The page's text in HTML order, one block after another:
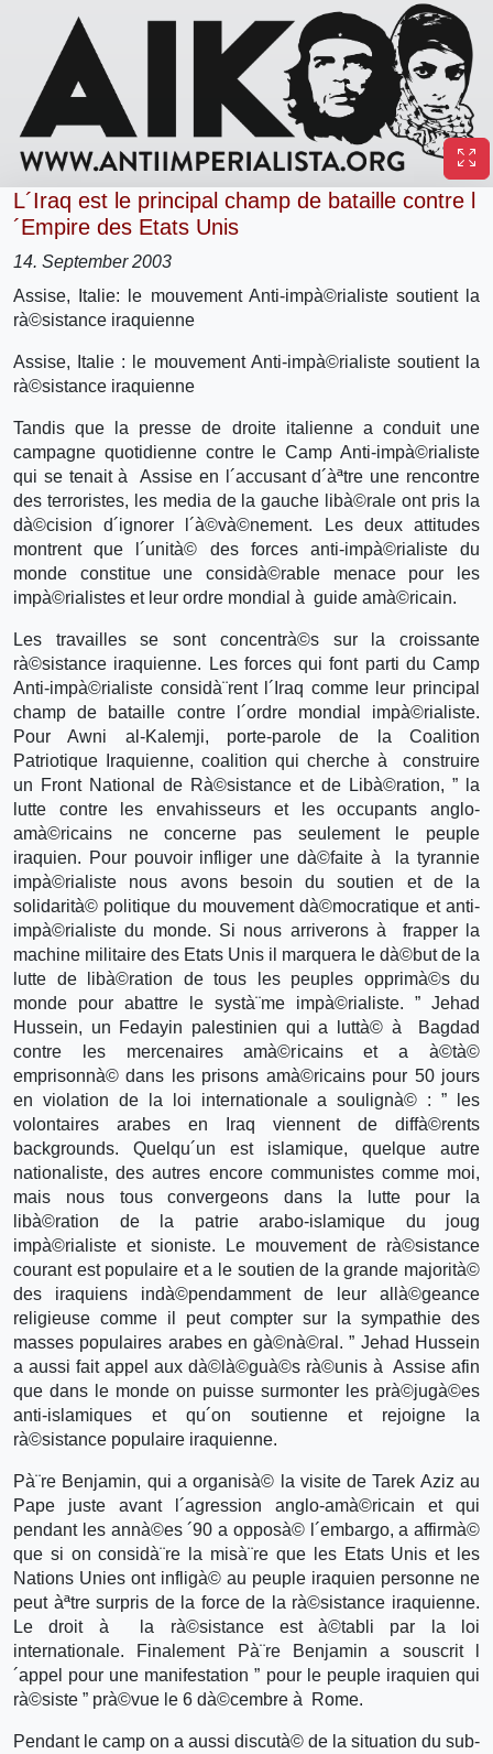
L´Iraq est le principal champ de bataille contre l
´Empire des Etats Unis
14. September 2003
Assise, Italie: le mouvement Anti-impà©rialiste soutient la
rà©sistance iraquienne
Assise, Italie : le mouvement Anti-impà©rialiste soutient la
rà©sistance iraquienne
Tandis que la presse de droite italienne a conduit une
campagne quotidienne contre le Camp Anti-impà©rialiste
qui se tenait à Assise en l´accusant d´àªtre une rencontre
des terroristes, les media de la gauche libà©rale ont pris la
dà©cision d´ignorer l´à©và©nement. Les deux attitudes
montrent que l´unità© des forces anti-impà©rialiste du
monde constitue une considà©rable menace pour les
impà©rialistes et leur ordre mondial à guide amà©ricain.
Les travailles se sont concentrà©s sur la croissante
rà©sistance iraquienne. Les forces qui font parti du Camp
Anti-impà©rialiste considà¨rent l´Iraq comme leur principal
champ de bataille contre l´ordre mondial impà©rialiste.
Pour Awni al-Kalemji, porte-parole de la Coalition
Patriotique Iraquienne, coalition qui cherche à construire
un Front National de Rà©sistance et de Libà©ration, ” la
lutte contre les envahisseurs et les occupants anglo-
amà©ricains ne concerne pas seulement le peuple
iraquien. Pour pouvoir infliger une dà©faite à la tyrannie
impà©rialiste nous avons besoin du soutien et de la
solidarità© politique du mouvement dà©mocratique et anti-
impà©rialiste du monde. Si nous arriverons à frapper la
machine militaire des Etats Unis il marquera le dà©but de la
lutte de libà©ration de tous les peuples opprimà©s du
monde pour abattre le systà¨me impà©rialiste. ” Jehad
Hussein, un Fedayin palestinien qui a luttà© à Bagdad
contre les mercenaires amà©ricains et a à©tà©
emprisonnà© dans les prisons amà©ricains pour 50 jours
en violation de la loi internationale a soulignà© : ” les
volontaires arabes en Iraq viennent de diffà©rents
backgrounds. Quelqu´un est islamique, quelque autre
nationaliste, des autres encore communistes comme moi,
mais nous tous convergeons dans la lutte pour la
libà©ration de la patrie arabo-islamique du joug
impà©rialiste et sioniste. Le mouvement de rà©sistance
courant est populaire et a le soutien de la grande majorità©
des iraquiens indà©pendamment de leur allà©geance
religieuse comme il peut compter sur la sympathie des
masses populaires arabes en gà©nà©ral. ” Jehad Hussein
a aussi fait appel aux dà©là©guà©s rà©unis à Assise afin
que dans le monde on puisse surmonter les prà©jugà©es
anti-islamiques et qu´on soutienne et rejoigne la
rà©sistance populaire iraquienne.
Pà¨re Benjamin, qui a organisà© la visite de Tarek Aziz au
Pape juste avant l´agression anglo-amà©ricain et qui
pendant les annà©es ´90 a opposà© l´embargo, a affirmà©
que si on considà¨re la misà¨re que les Etats Unis et les
Nations Unies ont infligà© au peuple iraquien personne ne
peut àªtre surpris de la force de la rà©sistance iraquienne.
Le droit à la rà©sistance est à©tabli par la loi
internationale. Finalement Pà¨re Benjamin a souscrit l
´appel pour une manifestation ” pour le peuple iraquien qui
rà©siste ” prà©vue le 6 dà©cembre à Rome.
Pendant le camp on a aussi discutà© de la situation du sub-